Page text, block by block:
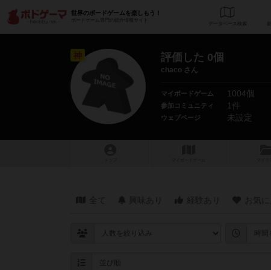
世界のボードゲームを楽しもう！
ボードゲーム専門の総合情報サイト
データベース
神 評価した 0個
chaco さん
マイボードゲーム 1004個
参加コミュニティ 1件
ウェブページ 未設定